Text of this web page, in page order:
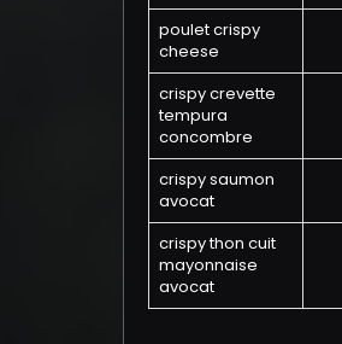
poulet crispy
cheese
crispy crevette
tempura
concombre
crispy saumon
avocat
crispy thon cuit
mayonnaise
avocat